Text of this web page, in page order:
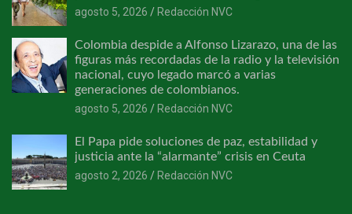
agosto 5, 2026
Redacción NVC
Colombia despide a Alfonso Lizarazo, una de las
figuras más recordadas de la radio y la televisión
nacional, cuyo legado marcó a varias
generaciones de colombianos.
agosto 5, 2026
Redacción NVC
El Papa pide soluciones de paz, estabilidad y
justicia ante la “alarmante” crisis en Ceuta
agosto 2, 2026
Redacción NVC